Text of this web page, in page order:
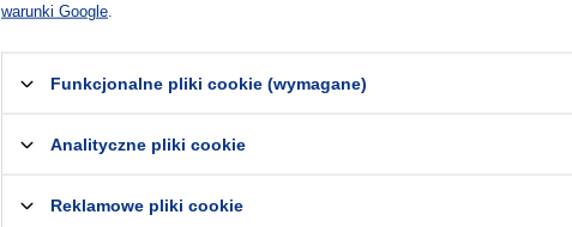
warunki Google
Funkcjonalne pliki cookie (wymagane)
Analityczne pliki cookie
Reklamowe pliki cookie